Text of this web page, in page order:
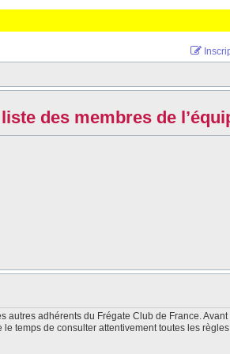
des membres de
autres adhérents du Frégate Club de France.
temps de consulter attentivement toutes les